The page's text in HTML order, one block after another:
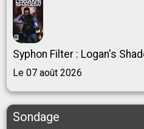
Syphon Filter : Logan's
Le 07 août 2026
Sondage